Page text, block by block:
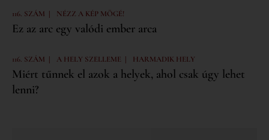
116. SZÁM | NÉZZ A KÉP MÖGÉ!
Ez az arc egy valódi ember arca
116. SZÁM | A HELY SZELLEME | HARMADIK HELY
Miért tűnnek el azok a helyek, ahol csak úgy lehet
lenni?